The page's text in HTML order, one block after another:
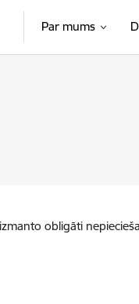
Par mums
obligāti